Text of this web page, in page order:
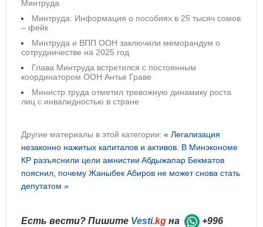
Минтруда
Минтруда: Информация о пособиях в 25 тысяч сомов
– фейк
Минтруда и ВПП ООН заключили меморандум о
сотрудничестве на 2025 год
Глава Минтруда встретился с постоянным
координатором ООН Антье Граве
Министр труда отметил тревожную динамику роста
лиц с инвалидностью в стране
Другие материалы в этой категории: « Легализация
незаконно нажитых капиталов и активов. В Минэкономе
КР разъяснили цели амнистии Абдыжапар Бекматов
пояснил, почему Жаныбек Абиров не может снова стать
депутатом »
Есть вести? Пишите Vesti.kg на
+996